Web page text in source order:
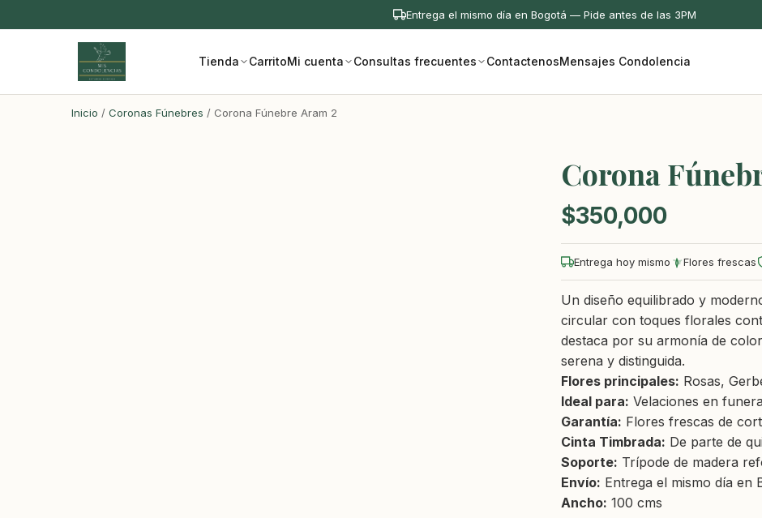
Entrega el mismo día en Bogotá — Pide antes de las 3PM
Tienda CarritoMi cuenta Consultas frecuentes ContactenosMensajes Condolencia
Inicio / Coronas Fúnebres / Corona Fúnebre Aram 2
Corona
$350,000
Entrega hoy mismo Flores frescas
Un diseño equilibrado y
circular con toques florales
destaca por su armonía de
serena y distinguida.
Flores principales: Rosas,
Ideal para: Velaciones en
Garantía: Flores frescas de
Cinta Timbrada: De parte de
Soporte: Trípode de madera
Envío: Entrega el mismo día en
Ancho: 100 cms